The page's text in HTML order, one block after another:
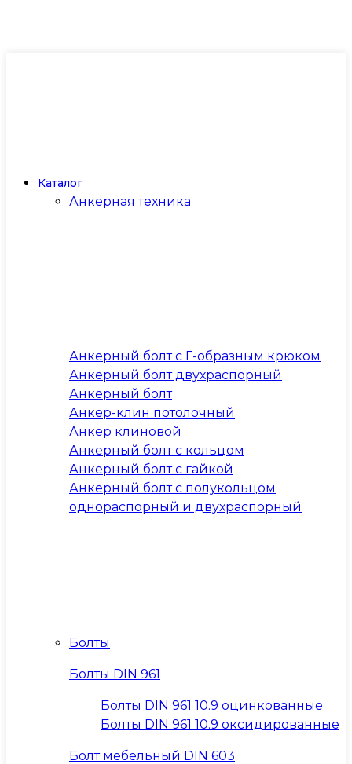
Каталог
Анкерная техника
Анкерный болт с Г-образным крюком
Анкерный болт двухраспорный
Анкерный болт
Анкер-клин потолочный
Анкер клиновой
Анкерный болт с кольцом
Анкерный болт с гайкой
Анкерный болт с полукольцом
однораспорный и двухраспорный
Болты
Болты DIN 961
Болты DIN 961 10.9 оцинкованные
Болты DIN 961 10.9 оксидированные
Болт мебельный DIN 603